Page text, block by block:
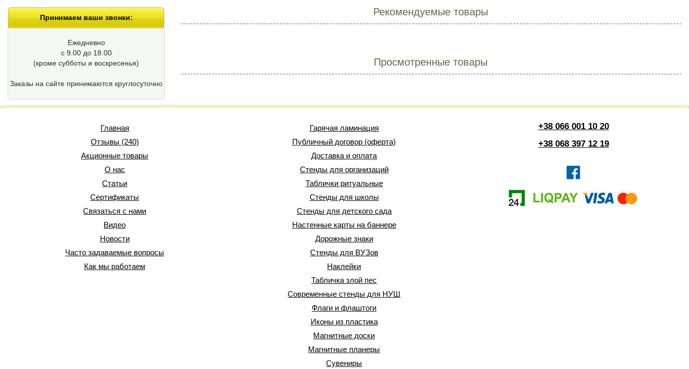
Принимаем ваши звонки:
Ежедневно
с 9.00 до 18.00
(кроме cубботы и воскресенья)
Заказы на сайте принимаются круглосуточно
Рекомендуемые товары
Просмотренные товары
Главная
Отзывы (240)
Акционные товары
О нас
Статьи
Сертификаты
Связаться с нами
Видео
Новости
Часто задаваемые вопросы
Как мы работаем
Гарячая ламинация
Публичный договор (оферта)
Доставка и оплата
Стенды для организаций
Таблички ритуальные
Стенды для школы
Стенды для детского сада
Настенные карты на баннере
Дорожные знаки
Стенды для ВУЗов
Наклейки
Табличка злой пес
Современные стенды для НУШ
Флаги и флаштоги
Иконы из пластика
Магнитные доски
Магнитные планеры
Сувениры
+38 066 001 10 20
+38 068 397 12 19